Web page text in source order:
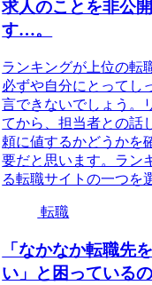
求人のことを非公
す…。
ランキングが上位の転
必ずや自分にとってし
言できないでしょう。
てから、担当者との話
頼に値するかどうかを
要だと思います。ラン
る転職サイトの一つを
転職
「なかなか転職先
い」と困っている